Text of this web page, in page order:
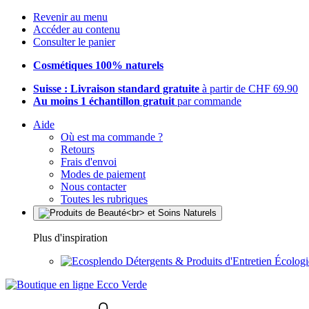
Revenir au menu
Accéder au contenu
Consulter le panier
Cosmétiques 100% naturels
Suisse : Livraison standard gratuite à partir de CHF 69.90
Au moins 1 échantillon gratuit par commande
Aide
Où est ma commande ?
Retours
Frais d'envoi
Modes de paiement
Nous contacter
Toutes les rubriques
Plus d'inspiration
Détergents & Produits d'Entretien